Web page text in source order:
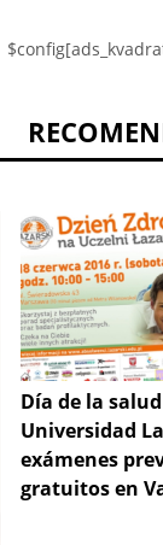
Día de la
Universidad
exámenes
gratuitos en